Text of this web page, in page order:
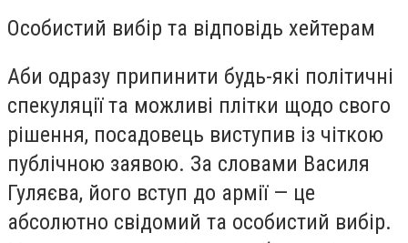
Особистий вибір та відповідь хейтерам
Аби одразу припинити будь-які політичні
спекуляції та можливі плітки щодо свого
рішення, посадовець виступив із чіткою
публічною заявою. За словами Василя
Гуляєва, його вступ до армії — це
абсолютно свідомий та особистий вибір.